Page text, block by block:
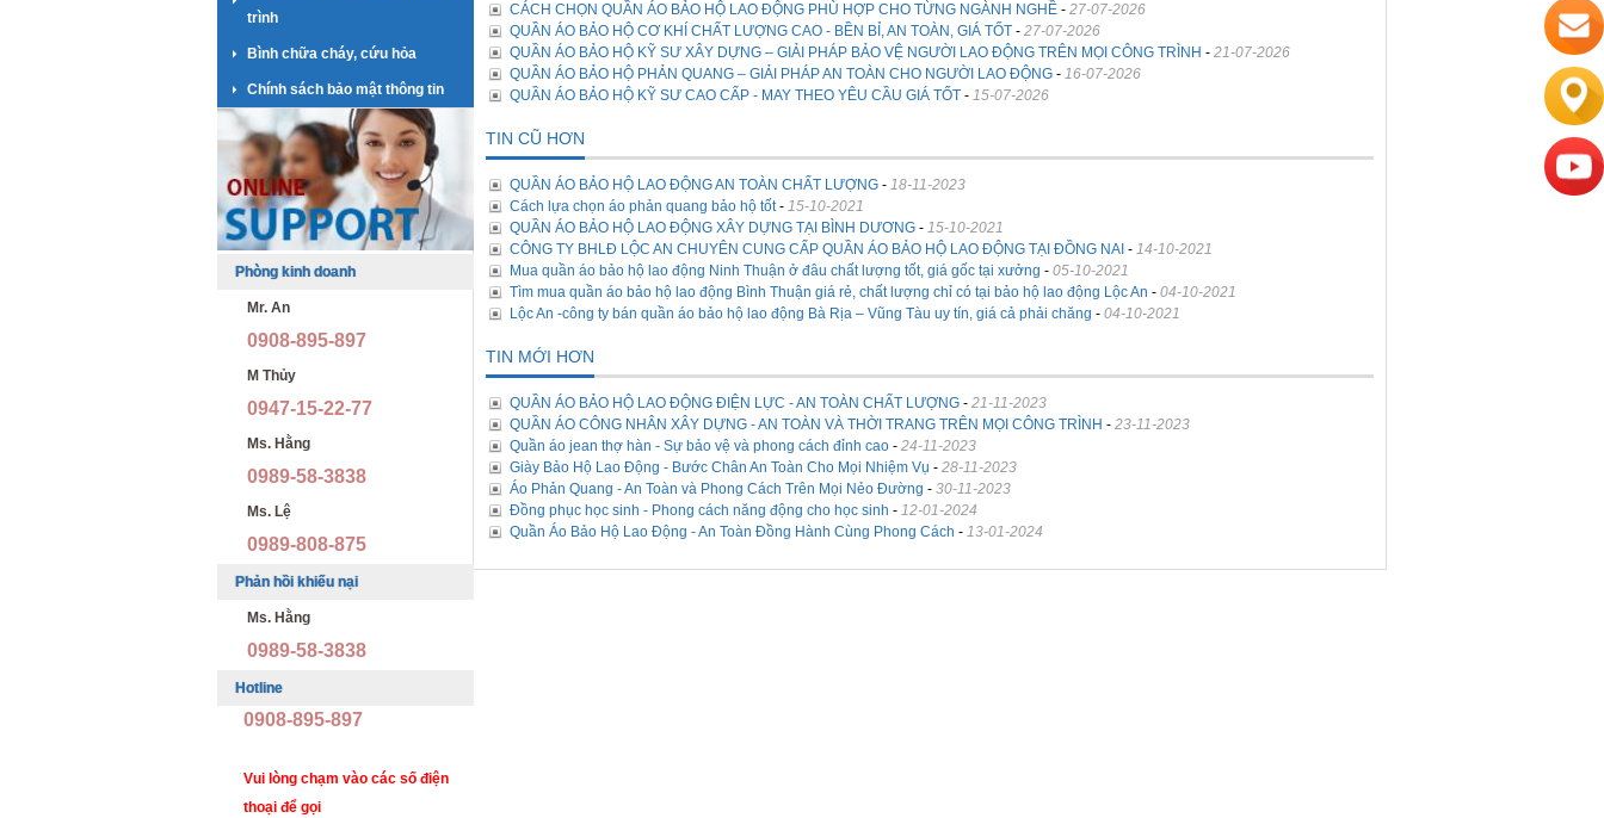
CÁCH CHỌN QUẦN ÁO BẢO HỘ LAO ĐỘNG PHÙ HỢP CHO TỪNG NGÀNH NGHỀ - 27-07-2026
QUẦN ÁO BẢO HỘ CƠ KHÍ CHẤT LƯỢNG CAO - BỀN BỈ, AN TOÀN, GIÁ TỐT - 27-07-2026
QUẦN ÁO BẢO HỘ KỸ SƯ XÂY DỰNG – GIẢI PHÁP BẢO VỆ NGƯỜI LAO ĐỘNG TRÊN MỌI CÔNG TRÌNH - 21-07-2026
QUẦN ÁO BẢO HỘ PHẢN QUANG – GIẢI PHÁP AN TOÀN CHO NGƯỜI LAO ĐỘNG - 16-07-2026
QUẦN ÁO BẢO HỘ KỸ SƯ CAO CẤP - MAY THEO YÊU CẦU GIÁ TỐT - 15-07-2026
TIN CŨ HƠN
QUẦN ÁO BẢO HỘ LAO ĐỘNG AN TOÀN CHẤT LƯỢNG - 18-11-2023
Cách lựa chọn áo phản quang bảo hộ tốt- 15-10-2021
QUẦN ÁO BẢO HỘ LAO ĐỘNG XÂY DỰNG TẠI BÌNH DƯƠNG - 15-10-2021
CÔNG TY BHLĐ LỘC AN CHUYÊN CUNG CẤP QUẦN ÁO BẢO HỘ LAO ĐỘNG TẠI ĐỒNG NAI - 14-10-2021
Mua quần áo bảo hộ lao động Ninh Thuận ở đâu chất lượng tốt, giá gốc tại xưởng - 05-10-2021
Tìm mua quần áo bảo hộ lao động Bình Thuận giá rẻ, chất lượng chỉ có tại bảo hộ lao động Lộc An - 04-10-2021
Lộc An -công ty bán quần áo bảo hộ lao động Bà Rịa – Vũng Tàu uy tín, giá cả phải chăng - 04-10-2021
TIN MỚI HƠN
QUẦN ÁO BẢO HỘ LAO ĐỘNG ĐIỆN LỰC - AN TOÀN CHẤT LƯỢNG - 21-11-2023
QUẦN ÁO CÔNG NHÂN XÂY DỰNG - AN TOÀN VÀ THỜI TRANG TRÊN MỌI CÔNG TRÌNH - 23-11-2023
Quần áo jean thợ hàn - Sự bảo vệ và phong cách đỉnh cao - 24-11-2023
Giày Bảo Hộ Lao Động - Bước Chân An Toàn Cho Mọi Nhiệm Vụ - 28-11-2023
Áo Phản Quang - An Toàn và Phong Cách Trên Mọi Nẻo Đường - 30-11-2023
Đồng phục học sinh - Phong cách năng động cho học sinh - 12-01-2024
Quần Áo Bảo Hộ Lao Động - An Toàn Đồng Hành Cùng Phong Cách - 13-01-2024
trình
Bình chữa cháy, cứu hỏa
Chính sách bảo mật thông tin
Phòng kinh doanh
Mr. An
0908-895-897
M Thủy
0947-15-22-77
Ms. Hằng
0989-58-3838
Ms. Lệ
0989-808-875
Phản hồi khiếu nại
Ms. Hằng
0989-58-3838
Hotline
0908-895-897
Vui lòng chạm vào các số điện
thoại để gọi